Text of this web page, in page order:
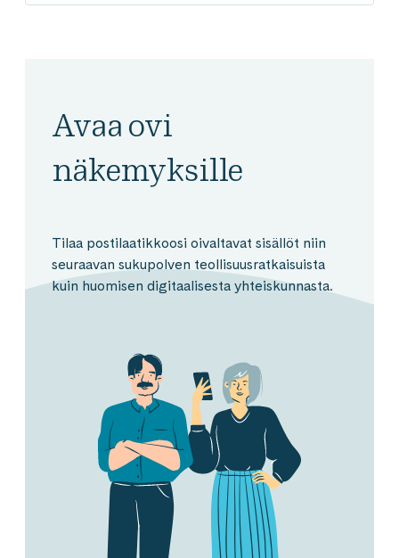
Avaa ovi
näkemyksille
Tilaa postilaatikkoosi oivaltavat sisällöt niin
seuraavan sukupolven teollisuusratkaisuista
kuin huomisen digitaalisesta yhteiskunnasta.